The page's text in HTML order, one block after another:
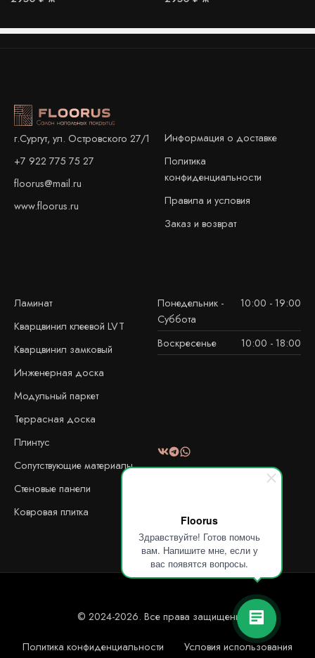
Floorus
Здравствуйте! Готов помочь
вам. Напишите мне, если у
вас появятся вопросы.
г.Сургут, ул. Островского 27/1
+7 922 775 75 27
floorus@mail.ru
www.floorus.ru
Информация о доставке
Политика
конфиденциальности
Правила и условия
Заказ и возврат
Ламинат
Кварцвинил клеевой LVT
Кварцвинил замковый
Инженерная доска
Модульный паркет
Террасная доска
Плинтус
Сопутствующие материалы
Стеновые панели
Ковровая плитка
Понедельник -
Суббота
10:00 - 19:00
Воскресенье 10:00 - 18:00
© 2024-2026. Все права защищены!
Политика конфиденциальности Условия использования